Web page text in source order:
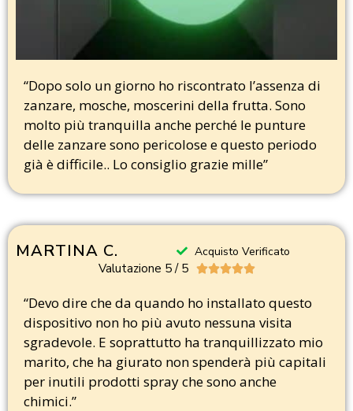
“Dopo solo un giorno ho riscontrato l’assenza di
zanzare, mosche, moscerini della frutta. Sono
molto più tranquilla anche perché le punture
delle zanzare sono pericolose e questo periodo
già è difficile.. Lo consiglio grazie mille”
MARTINA C. Acquisto Verificato
Valutazione 5 / 5 
“Devo dire che da quando ho installato questo
dispositivo non ho più avuto nessuna visita
sgradevole. E soprattutto ha tranquillizzato mio
marito, che ha giurato non spenderà più capitali
per inutili prodotti spray che sono anche
chimici.”